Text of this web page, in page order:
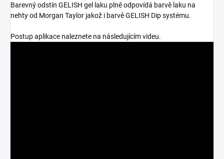
Barevný odstín GELISH gel laku plně odpovídá barvě laku na
nehty od Morgan Taylor jakož i barvě GELISH Dip systému.
Postup aplikace naleznete na následujícím videu.